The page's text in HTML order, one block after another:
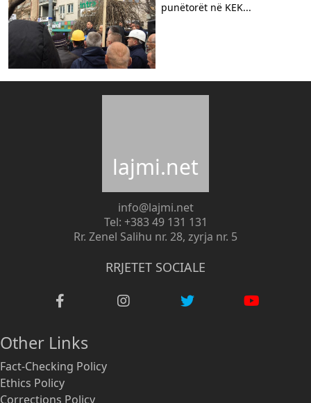
punëtorët në KEK...
lajmi.net
info@lajmi.net
Tel: +383 49 131 131
Rr. Zenel Salihu nr. 28, zyrja nr. 5
RRJETET SOCIALE
Other Links
Fact-Checking Policy
Ethics Policy
Corrections Policy